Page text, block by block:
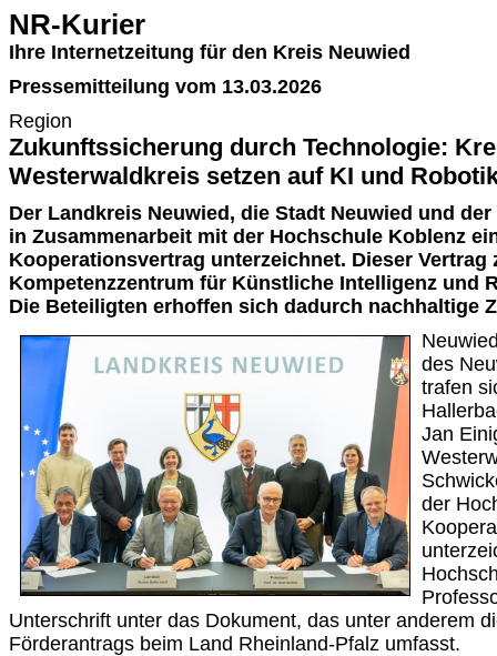
NR-Kurier
Ihre Internetzeitung für den Kreis Neuwied
Pressemitteilung vom 13.03.2026
Region
Zukunftssicherung durch Technologie:
Westerwaldkreis setzen auf KI und
Der Landkreis Neuwied, die Stadt Neuwied und
in Zusammenarbeit mit der Hochschule Koblenz
Kooperationsvertrag unterzeichnet. Dieser Vertrag
Kompetenzzentrum für Künstliche Intelligenz und
Die Beteiligten erhoffen sich dadurch nachhaltige
des
trafen
Jan
der
Unterschrift unter das Dokument, das unter anderem
Förderantrags beim Land Rheinland-Pfalz umfasst.